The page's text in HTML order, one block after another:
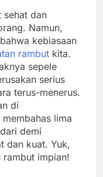
sehat dan
Namun,
kebiasaan
rambut kita.
sepele
serius
terus-menerus.
di
lima
demi
dan kuat. Yuk,
rambut impian!